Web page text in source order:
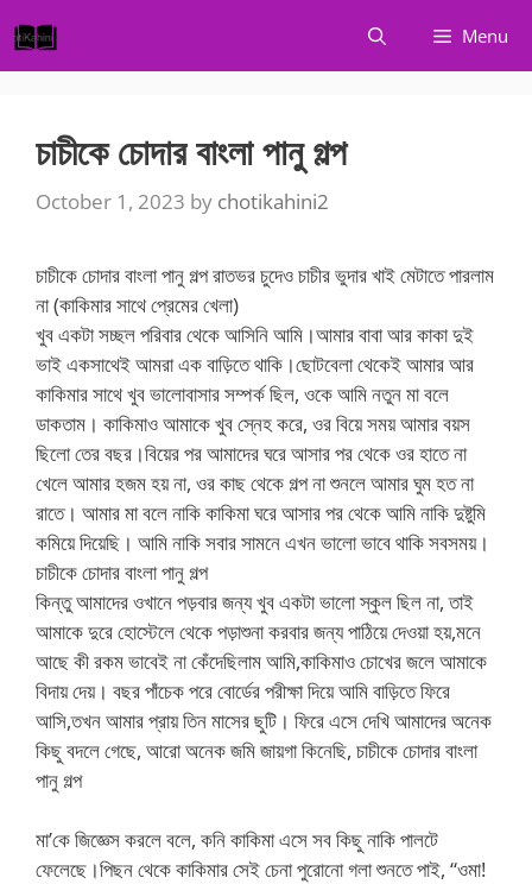
to
content
Menu
চাচীকে চোদার বাংলা পানু গল্প
October 1, 2023 by chotikahini2
চাচীকে চোদার বাংলা পানু গল্প রাতভর চুদেও চাচীর ভুদার খাই মেটাতে পারলাম
না (কাকিমার সাথে প্রেমের খেলা)
খুব একটা সচ্ছল পরিবার থেকে আসিনি আমি।আমার বাবা আর কাকা দুই
ভাই একসাথেই আমরা এক বাড়িতে থাকি।ছোটবেলা থেকেই আমার আর
কাকিমার সাথে খুব ভালোবাসার সম্পর্ক ছিল, ওকে আমি নতুন মা বলে
ডাকতাম। কাকিমাও আমাকে খুব স্নেহ করে, ওর বিয়ে সময় আমার বয়স
ছিলো তের বছর।বিয়ের পর আমাদের ঘরে আসার পর থেকে ওর হাতে না
খেলে আমার হজম হয় না, ওর কাছ থেকে গল্প না শুনলে আমার ঘুম হত না
রাতে। আমার মা বলে নাকি কাকিমা ঘরে আসার পর থেকে আমি নাকি দুষ্টুমি
কমিয়ে দিয়েছি। আমি নাকি সবার সামনে এখন ভালো ভাবে থাকি সবসময়।
চাচীকে চোদার বাংলা পানু গল্প
কিন্তু আমাদের ওখানে পড়বার জন্য খুব একটা ভালো স্কুল ছিল না, তাই
আমাকে দুরে হোস্টেলে থেকে পড়াশুনা করবার জন্য পাঠিয়ে দেওয়া হয়,মনে
আছে কী রকম ভাবেই না কেঁদেছিলাম আমি,কাকিমাও চোখের জলে আমাকে
বিদায় দেয়। বছর পাঁচেক পরে বোর্ডের পরীক্ষা দিয়ে আমি বাড়িতে ফিরে
আসি,তখন আমার প্রায় তিন মাসের ছুটি। ফিরে এসে দেখি আমাদের অনেক
কিছু বদলে গেছে, আরো অনেক জমি জায়গা কিনেছি, চাচীকে চোদার বাংলা
পানু গল্প
মা’কে জিজ্ঞেস করলে বলে, কনি কাকিমা এসে সব কিছু নাকি পালটে
ফেলেছে।পিছন থেকে কাকিমার সেই চেনা পুরোনো গলা শুনতে পাই, “ওমা!